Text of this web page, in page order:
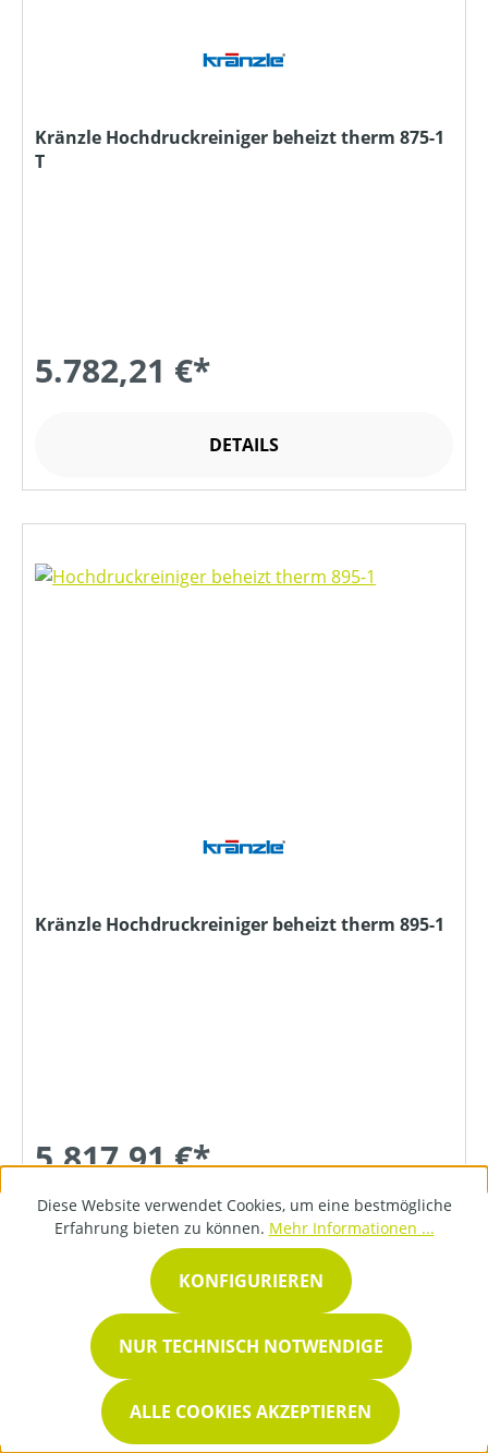
Kränzle Hochdruckreiniger beheizt therm 875-1
T
5.782,21 €*
DETAILS
Kränzle Hochdruckreiniger beheizt therm 895-1
5.817,91 €*
DETAILS
Diese Website verwendet Cookies, um eine bestmögliche
Erfahrung bieten zu können. Mehr Informationen ...
NUR TECHNISCH NOTWENDIGE
KONFIGURIEREN
ALLE COOKIES AKZEPTIEREN